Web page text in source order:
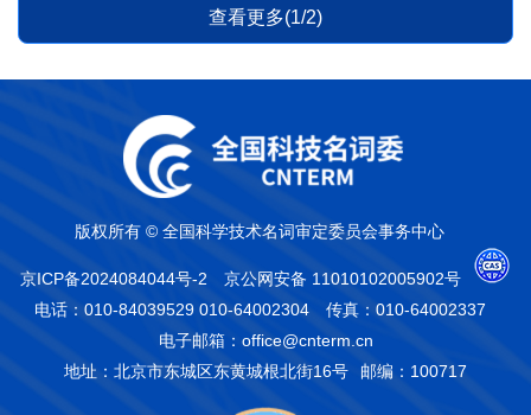
查看更多(1/2)
版权所有 © 全国科学技术名词审定委员会事务中心
京ICP备2024084044号-2
京公网安备 11010102005902号
电话：010-84039529 010-64002304
传真：010-64002337
电子邮箱：office@cnterm.cn
地址：北京市东城区东黄城根北街16号
邮编：100717